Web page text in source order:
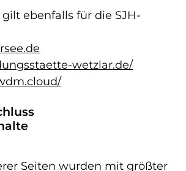
ebenfalls für die SJH-
wetzlar.de/
Seiten wurden mit größter